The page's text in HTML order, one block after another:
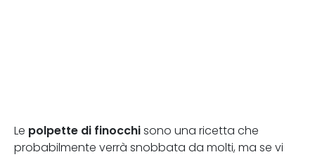
Le polpette di finocchi sono una ricetta che
probabilmente verrà snobbata da molti, ma se vi